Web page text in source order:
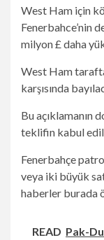
West Ham için
Fenerbahce’nin
milyon £ daha
West Ham
karşısında
Bu açıklamanın
teklifin kabul
Fenerbahçe
veya iki büyük
haberler burada
READ Pak-